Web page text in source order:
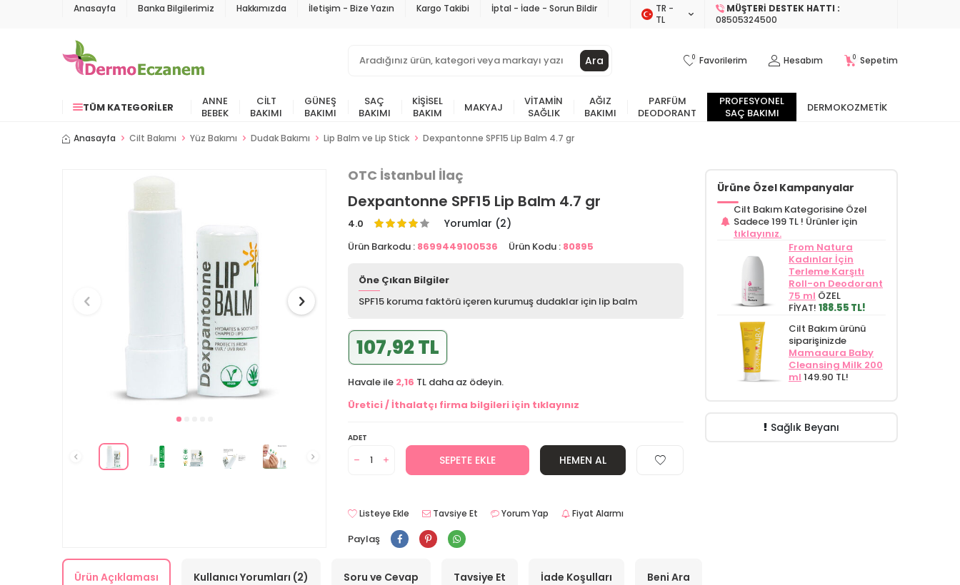
Anasayfa Banka Bilgilerimiz Hakkımızda İletişim - Bize Yazın Kargo Takibi İptal - İade - Sorun Bildir
TR −
TL
MÜŞTERI DESTEK HATTI :
08505324500
Ara 0 Favorilerim Hesabım 0 Sepetim
TÜM KATEGORILER
ANNE
BEBEK
CILT
BAKIMI
GÜNEŞ
BAKIMI
SAÇ
BAKIMI
KIŞISEL
BAKIM
MAKYAJ
VITAMIN
SAĞLIK
AĞIZ
BAKIMI
PARFÜM
DEODORANT
PROFESYONEL
SAÇ BAKIMI
DERMOKOZMETIK
Anasayfa Cilt Bakımı Yüz Bakımı Dudak Bakımı Lip Balm ve Lip Stick Dexpantonne SPF15 Lip Balm 4.7 gr
OTC İstanbul İlaç
Dexpantonne SPF15 Lip Balm 4.7 gr
4.0 Yorumlar (2)
Ürün Barkodu : 8699449100536 Ürün Kodu : 80895
Öne Çıkan Bilgiler
SPF15 koruma faktörü içeren kurumuş dudaklar için lip balm
107,92 TL
Havale ile 2,16 TL daha az ödeyin.
Üretici / İthalatçı firma bilgileri için tıklayınız
ADET
SEPETE EKLE HEMEN AL
Listeye Ekle Tavsiye Et Yorum Yap Fiyat Alarmı
Paylaş
Ürüne Özel Kampanyalar
Cilt Bakım Kategorisine Özel
Sadece 199 TL ! Ürünler için
tıklayınız.
From Natura
Kadınlar İçin
Terleme Karşıtı
Roll-on Deodorant
75 ml ÖZEL
FİYAT! 188.55 TL!
Cilt Bakım ürünü
siparişinizde
Mamaaura Baby
Cleansing Milk 200
ml 149.90 TL!
Sağlık Beyanı
Ürün Açıklaması Kullanıcı Yorumları (2) Soru ve Cevap Tavsiye Et İade Koşulları Beni Ara